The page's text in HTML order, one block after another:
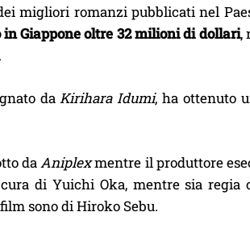
migliori romanzi pubblicati nel
Giappone oltre 32 milioni di dollari,
daKirihara Idumi, ha ottenuto
daAniplexmentre il produttore
di Yuichi Oka, mentre sia
sono di Hiroko Sebu.